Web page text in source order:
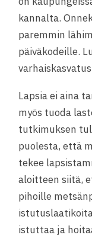
kannalta.
paremmin
päiväkodeille.
Lapsia ei aina
myös tuoda
tutkimuksen
puolesta, että
tekee
aloitteen siitä,
pihoille
istuttaa ja